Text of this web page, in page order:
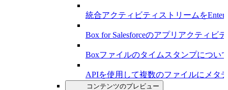
統合アクティビティストリームを
Box for Salesforceのアプリアクティビ
Boxファイルのタイムスタンプについ
APIを使用して複数のファイルにメタ
コンテンツのプレビュー